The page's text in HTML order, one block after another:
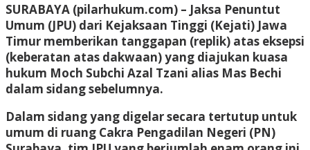
SURABAYA (pilarhukum.com) – Jaksa Penuntut
Umum (JPU) dari Kejaksaan Tinggi (Kejati) Jawa
Timur memberikan tanggapan (replik) atas eksepsi
(keberatan atas dakwaan) yang diajukan kuasa
hukum Moch Subchi Azal Tzani alias Mas Bechi
dalam sidang sebelumnya.
Dalam sidang yang digelar secara tertutup untuk
umum di ruang Cakra Pengadilan Negeri (PN)